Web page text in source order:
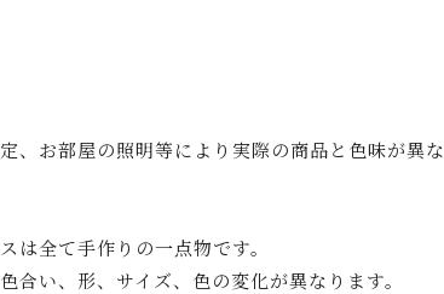
、お部屋の照明等により実際の商品と色味が異な
は全て手作りの一点物です。
合い、形、サイズ、色の変化が異なります。